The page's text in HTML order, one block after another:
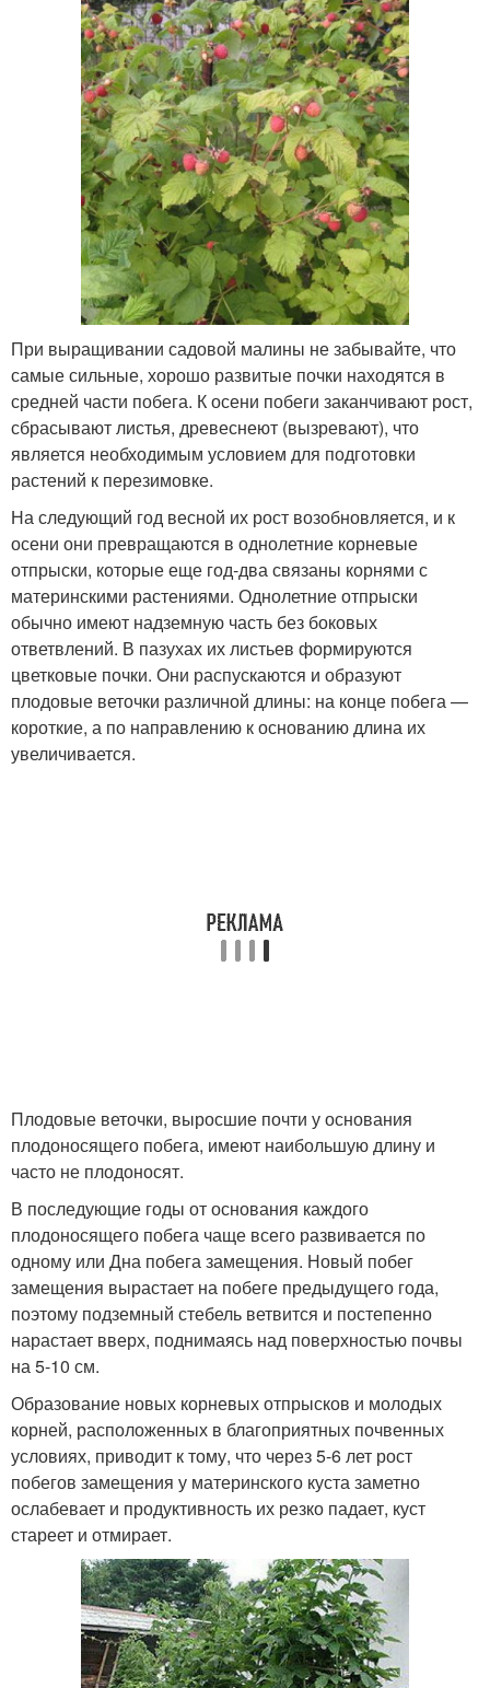
При выращивании садовой малины не забывайте, что
самые сильные, хорошо развитые почки находятся в
средней части побега. К осени побеги заканчивают рост,
сбрасывают листья, древеснеют (вызревают), что
является необходимым условием для подготовки
растений к перезимовке.
На следующий год весной их рост возобновляется, и к
осени они превращаются в однолетние корневые
отпрыски, которые еще год-два связаны корнями с
материнскими растениями. Однолетние отпрыски
обычно имеют надземную часть без боковых
ответвлений. В пазухах их листьев формируются
цветковые почки. Они распускаются и образуют
плодовые веточки различной длины: на конце побега —
короткие, а по направлению к основанию длина их
увеличивается.
Плодовые веточки, выросшие почти у основания
плодоносящего побега, имеют наибольшую длину и
часто не плодоносят.
В последующие годы от основания каждого
плодоносящего побега чаще всего развивается по
одному или Дна побега замещения. Новый побег
замещения вырастает на побеге предыдущего года,
поэтому подземный стебель ветвится и постепенно
нарастает вверх, поднимаясь над поверхностью почвы
на 5-10 см.
Образование новых корневых отпрысков и молодых
корней, расположенных в благоприятных почвенных
условиях, приводит к тому, что через 5-6 лет рост
побегов замещения у материнского куста заметно
ослабевает и продуктивность их резко падает, куст
стареет и отмирает.